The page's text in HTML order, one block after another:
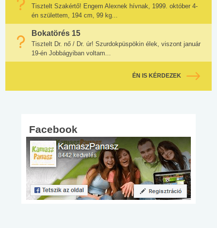
Tisztelt Szakértő! Engem Alexnek hívnak, 1999. október 4-
én születtem, 194 cm, 99 kg...
Bokatörés 15
Tisztelt Dr. nő / Dr. úr! Szurdokpüspökin élek, viszont január
19-én Jobbágyiban voltam...
ÉN IS KÉRDEZEK
Facebook